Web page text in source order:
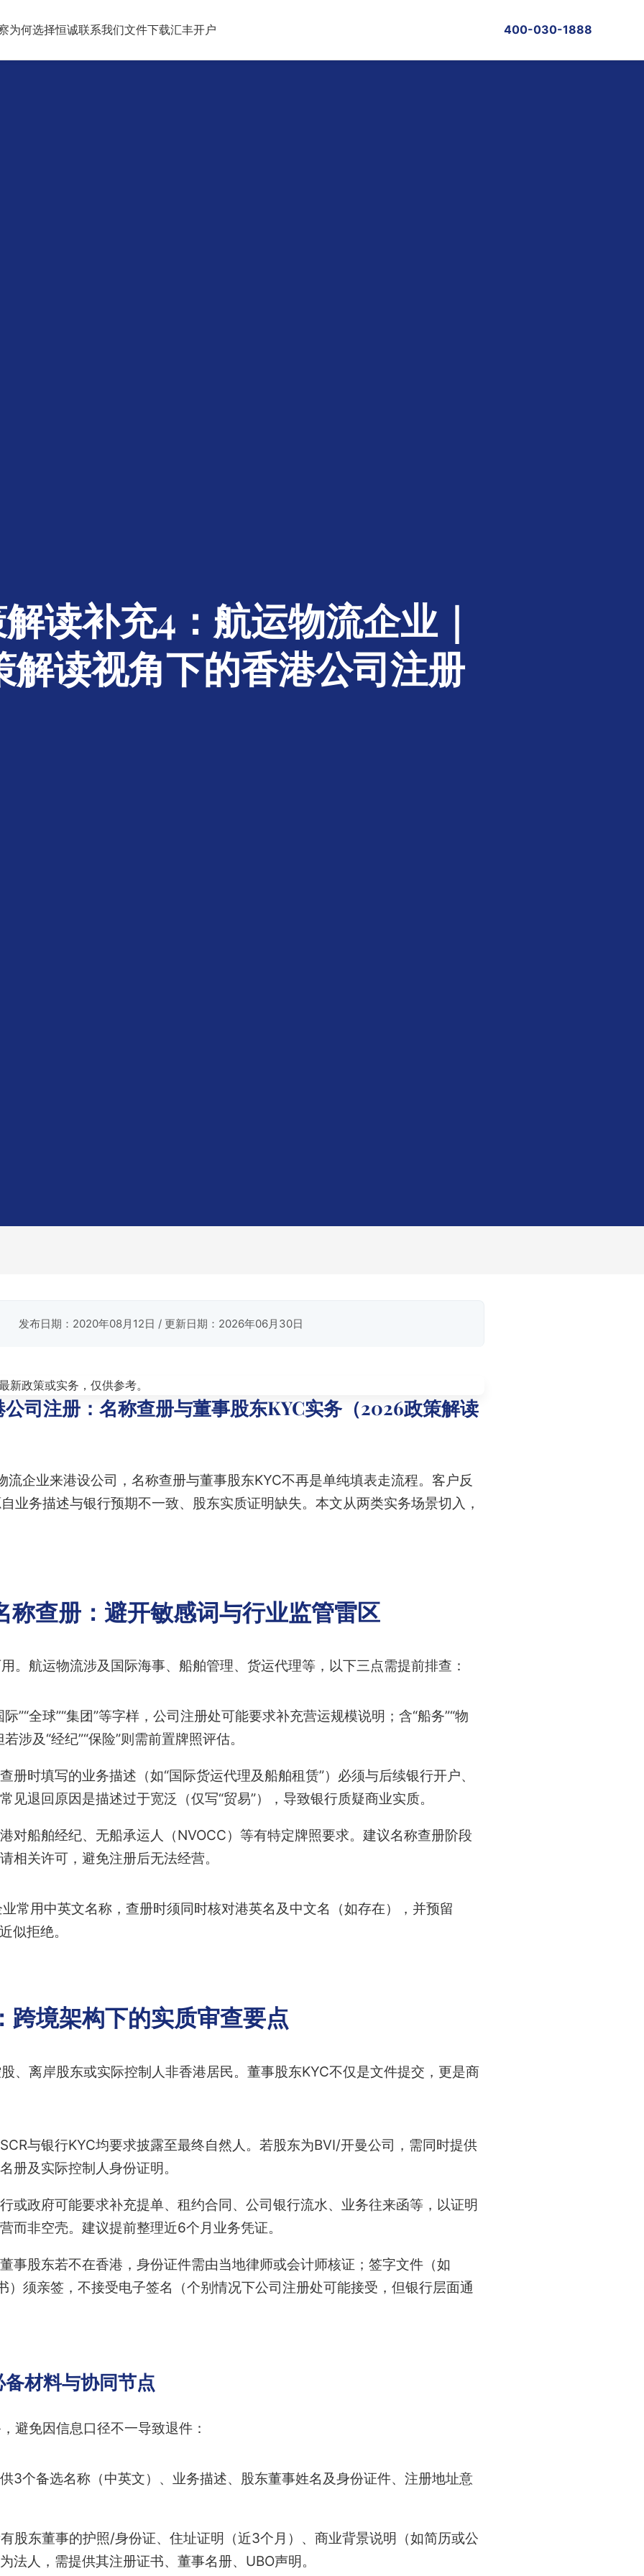
为何选择恒诚联系我们文件下载汇丰开户 400-030-1888
读补充4：航运物流企业｜
解读视角下的香港公司注册
发布日期：2020年08月12日 / 更新日期：2026年06月30日
新政策或实务，仅供参考。
司注册：名称查册与董事股东KYC实务（2026政策解读
企业来港设公司，名称查册与董事股东KYC不再是单纯填表走流程。客户反
业务描述与银行预期不一致、股东实质证明缺失。本文从两类实务场景切入，
称查册：避开敏感词与行业监管雷区
。航运物流涉及国际海事、船舶管理、货运代理等，以下三点需提前排查：
际”“全球”“集团”等字样，公司注册处可能要求补充营运规模说明；含“船务”“物
涉及“经纪”“保险”则需前置牌照评估。
册时填写的业务描述（如“国际货运代理及船舶租赁”）必须与后续银行开户、
见退回原因是描述过于宽泛（仅写“贸易”），导致银行质疑商业实质。
对船舶经纪、无船承运人（NVOCC）等有特定牌照要求。建议名称查册阶段
相关许可，避免注册后无法经营。
常用中英文名称，查册时须同时核对港英名及中文名（如存在），并预留
似拒绝。
跨境架构下的实质审查要点
、离岸股东或实际控制人非香港居民。董事股东KYC不仅是文件提交，更是商
与银行KYC均要求披露至最终自然人。若股东为BVI/开曼公司，需同时提供
册及实际控制人身份证明。
或政府可能要求补充提单、租约合同、公司银行流水、业务往来函等，以证明
而非空壳。建议提前整理近6个月业务凭证。
事股东若不在香港，身份证件需由当地律师或会计师核证；签字文件（如
）须亲签，不接受电子签名（个别情况下公司注册处可能接受，但银行层面通
材料与协同节点
避免因信息口径不一导致退件：
3个备选名称（中英文）、业务描述、股东董事姓名及身份证件、注册地址意
股东董事的护照/身份证、住址证明（近3个月）、商业背景说明（如简历或公
法人，需提供其注册证书、董事名册、UBO声明。